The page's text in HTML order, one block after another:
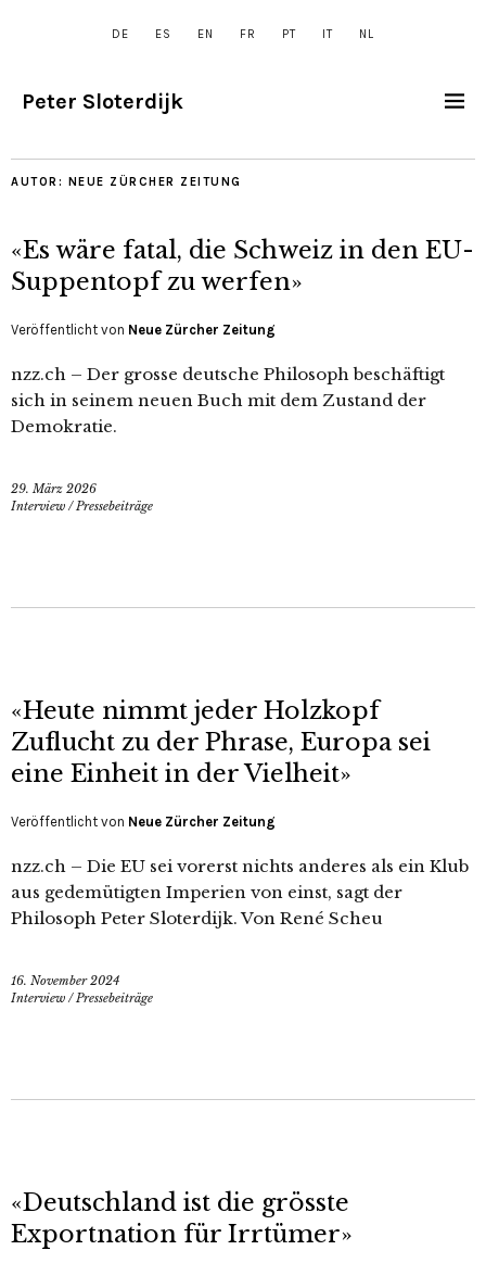
DE ES EN FR PT IT NL
Peter Sloterdijk
AUTOR: NEUE ZÜRCHER ZEITUNG
«Es wäre fatal, die Schweiz in den EU-
Suppentopf zu werfen»
Veröffentlicht von Neue Zürcher Zeitung
nzz.ch – Der grosse deutsche Philosoph beschäftigt
sich in seinem neuen Buch mit dem Zustand der
Demokratie.
29. März 2026
Interview /Pressebeiträge
«Heute nimmt jeder Holzkopf
Zuflucht zu der Phrase, Europa sei
eine Einheit in der Vielheit»
Veröffentlicht von Neue Zürcher Zeitung
nzz.ch – Die EU sei vorerst nichts anderes als ein Klub
aus gedemütigten Imperien von einst, sagt der
Philosoph Peter Sloterdijk. Von René Scheu
16. November 2024
Interview /Pressebeiträge
«Deutschland ist die grösste
Exportnation für Irrtümer»